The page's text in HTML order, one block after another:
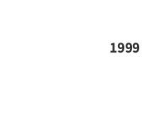
1999